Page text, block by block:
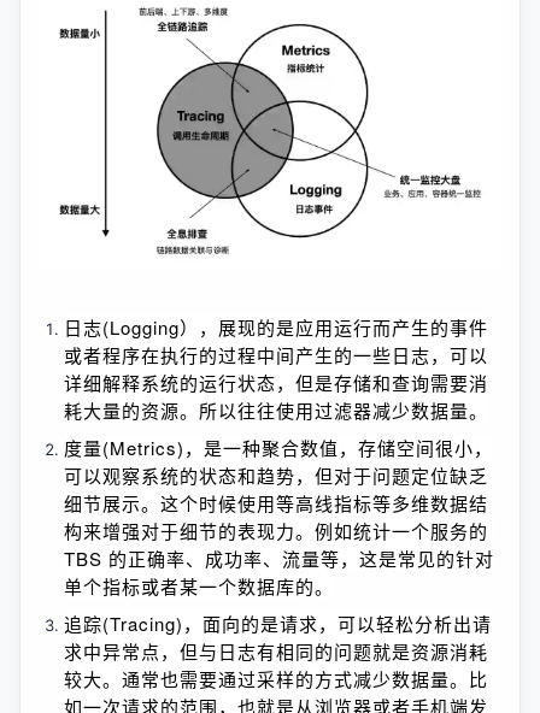
日志(Logging），展现的是应用运行而产生的事件
或者程序在执行的过程中间产生的一些日志，可以
详细解释系统的运行状态，但是存储和查询需要消
耗大量的资源。所以往往使用过滤器减少数据量。
度量(Metrics)，是一种聚合数值，存储空间很小，
可以观察系统的状态和趋势，但对于问题定位缺乏
细节展示。这个时候使用等高线指标等多维数据结
构来增强对于细节的表现力。例如统计一个服务的
TBS 的正确率、成功率、流量等，这是常见的针对
单个指标或者某一个数据库的。
追踪(Tracing)，面向的是请求，可以轻松分析出请
求中异常点，但与日志有相同的问题就是资源消耗
较大。通常也需要通过采样的方式减少数据量。比
如一次请求的范围，也就是从浏览器或者手机端发